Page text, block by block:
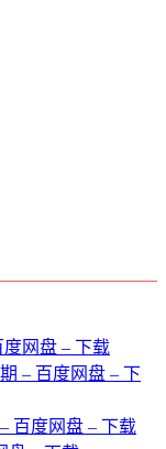
度网盘 – 下载
– 百度网盘 – 下
百度网盘 – 下载